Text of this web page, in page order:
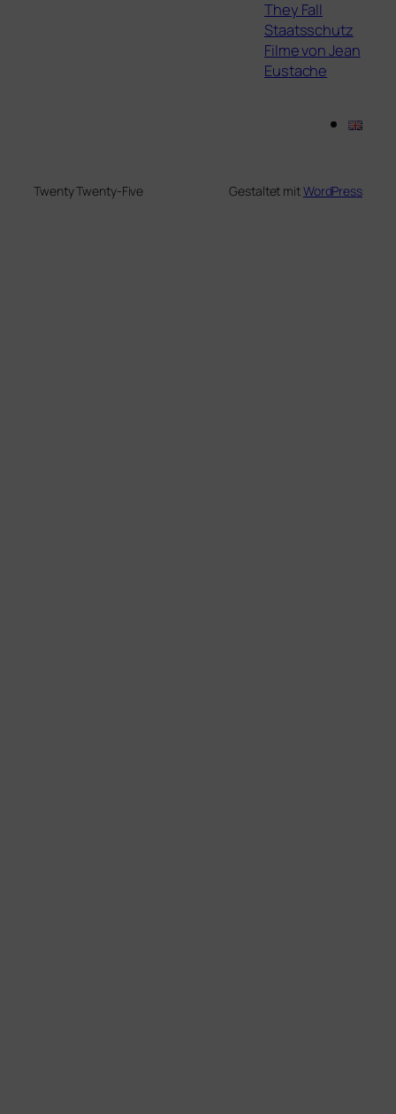
They Fall
Staatsschutz
Filme von Jean
Eustache
Twenty Twenty-Five Gestaltet mitWordPress